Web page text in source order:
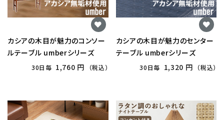
カシアの木目が魅力のコンソー
ルテーブル umberシリーズ
30日毎 1,760 円 （税込）
カシアの木目が魅力のセンター
テーブル umberシリーズ
30日毎 1,320 円 （税込）